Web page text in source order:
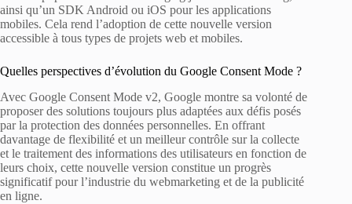
ainsi qu’un SDK Android ou iOS pour les applications
mobiles. Cela rend l’adoption de cette nouvelle version
accessible à tous types de projets web et mobiles.
Quelles perspectives d’évolution du Google Consent Mode ?
Avec Google Consent Mode v2, Google montre sa volonté de
proposer des solutions toujours plus adaptées aux défis posés
par la protection des données personnelles. En offrant
davantage de flexibilité et un meilleur contrôle sur la collecte
et le traitement des informations des utilisateurs en fonction de
leurs choix, cette nouvelle version constitue un progrès
significatif pour l’industrie du webmarketing et de la publicité
en ligne.